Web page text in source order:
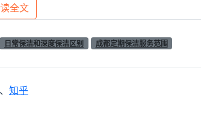
保持生活品质的基本操作。
每次保洁员上门，到底应该做哪些事？业内
面、顶棚、阳台、厨房、卫生间等部位进行清
全文
日常保洁和深度保洁区别
成都定期保洁服务范围
、 知乎